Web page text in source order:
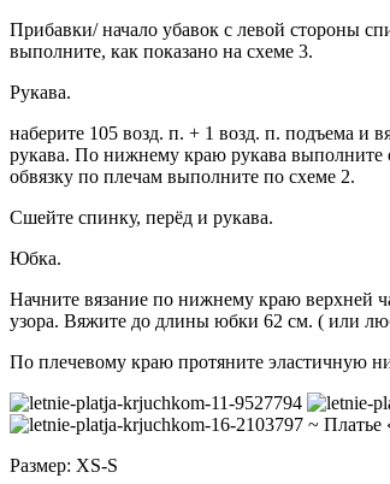
Прибавки/ начало убавок с левой стороны
выполните, как показано на схеме 3.
Рукава.
наберите 105 возд. п. + 1 возд. п. подъема
рукава. По нижнему краю рукава выполните
обвязку по плечам выполните по схеме 2.
Сшейте спинку, перёд и рукава.
Юбка.
Начните вязание по нижнему краю верхней
узора. Вяжите до длины юбки 62 см. ( или
По плечевому краю протяните эластичную
~ Платье
Размер: ХS-S